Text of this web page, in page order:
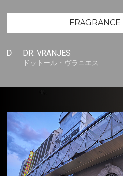
D DR. VRANJES
ドットール・ヴラニエス